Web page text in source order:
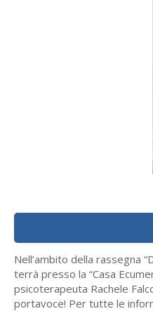
Nell’ambito della rassegna
terrà presso la “Casa
psicoterapeuta Rachele
portavoce! Per tutte le